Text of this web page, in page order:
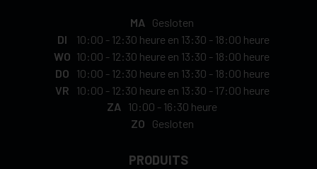
MA
Gesloten
DI
10:00 - 12:30 heure en 13:30 - 18:00 heure
WO 10:00 - 12:30 heure en 13:30 - 18:00 heure
DO
10:00 - 12:30 heure en 13:30 - 18:00 heure
VR
10:00 - 12:30 heure en 13:30 - 17:00 heure
ZA
10:00 - 16:30 heure
ZO
Gesloten
PRODUITS